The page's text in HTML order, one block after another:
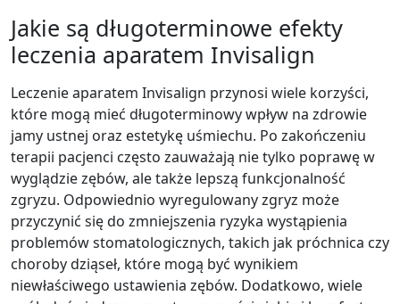
Jakie są długoterminowe efekty
leczenia aparatem Invisalign
Leczenie aparatem Invisalign przynosi wiele korzyści,
które mogą mieć długoterminowy wpływ na zdrowie
jamy ustnej oraz estetykę uśmiechu. Po zakończeniu
terapii pacjenci często zauważają nie tylko poprawę w
wyglądzie zębów, ale także lepszą funkcjonalność
zgryzu. Odpowiednio wyregulowany zgryz może
przyczynić się do zmniejszenia ryzyka wystąpienia
problemów stomatologicznych, takich jak próchnica czy
choroby dziąseł, które mogą być wynikiem
niewłaściwego ustawienia zębów. Dodatkowo, wiele